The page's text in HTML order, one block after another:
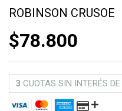
ROBINSON CRUSOE
$78.800
3 CUOTAS SIN INTERÉS DE